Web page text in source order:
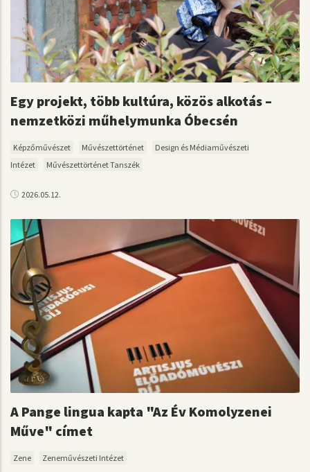
Egy projekt, több kultúra, közös alkotás –
nemzetközi műhelymunka Óbecsén
Képzőművészet Művészettörténet
Design és Médiaművészeti
Intézet
Művészettörténet Tanszék
2026.05.12.
A Pange lingua kapta "Az Év Komolyzenei
Műve" címet
Zene Zeneművészeti Intézet